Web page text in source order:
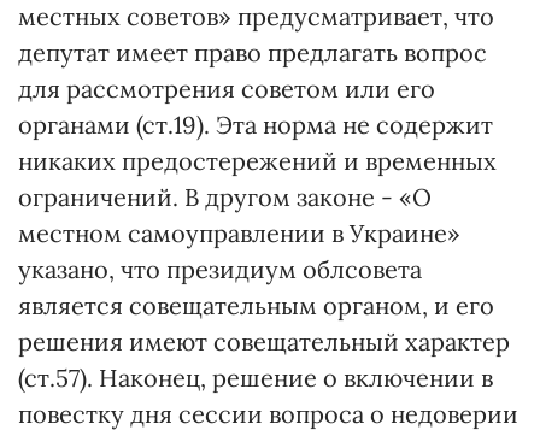
местных советов» предусматривает, что
депутат имеет право предлагать вопрос
для рассмотрения советом или его
органами (ст.19). Эта норма не содержит
никаких предостережений и временных
ограничений. В другом законе - «О
местном самоуправлении в Украине»
указано, что президиум облсовета
является совещательным органом, и его
решения имеют совещательный характер
(ст.57). Наконец, решение о включении в
повестку дня сессии вопроса о недоверии